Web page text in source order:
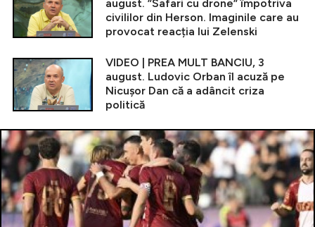
august. ”Safari cu drone” împotriva
civililor din Herson. Imaginile care au
provocat reacția lui Zelenski
VIDEO | PREA MULT BANCIU, 3
august. Ludovic Orban îl acuză pe
Nicușor Dan că a adâncit criza
politică